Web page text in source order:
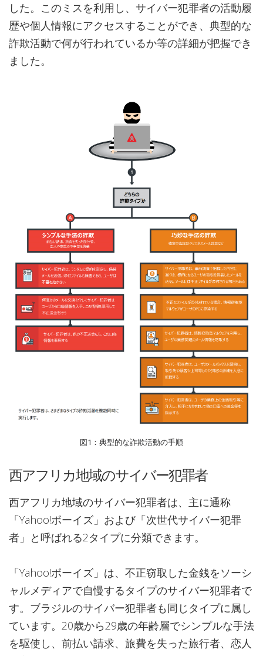
した。このミスを利用し、サイバー犯罪者の活動履
歴や個人情報にアクセスすることができ、典型的な
詐欺活動で何が行われているか等の詳細が把握でき
ました。
図1：典型的な詐欺活動の手順
西アフリカ地域のサイバー犯罪者
西アフリカ地域のサイバー犯罪者は、主に通称
「Yahoo!ボーイズ」および「次世代サイバー犯罪
者」と呼ばれる2タイプに分類できます。
「Yahoo!ボーイズ」は、不正窃取した金銭をソーシ
ャルメディアで自慢するタイプのサイバー犯罪者で
す。ブラジルのサイバー犯罪者も同じタイプに属し
ています。20歳から29歳の年齢層でシンプルな手法
を駆使し、前払い請求、旅費を失った旅行者、恋人